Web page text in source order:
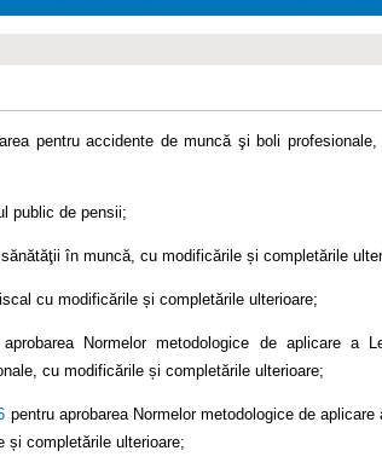
pentru accidente de muncă şi boli
public de pensii;
în muncă, cu modificările și completările
cu modificările și completările ulterioare;
Normelor metodologice de aplicare a
cu modificările și completările ulterioare;
pentru aprobarea Normelor metodologice de
și completările ulterioare;